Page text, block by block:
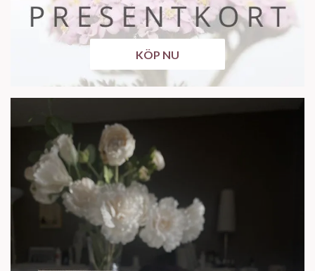
KÖP NU